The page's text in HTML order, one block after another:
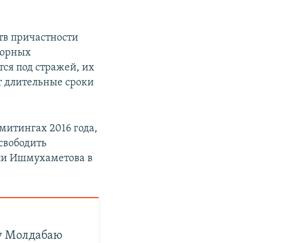
причастности
под стражей, их
сроки
2016 года,
Ишмухаметова в
Молдабаю